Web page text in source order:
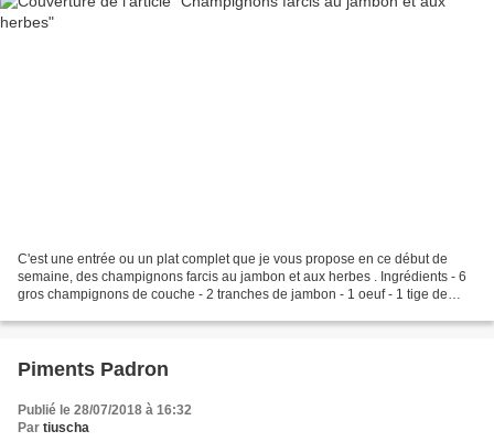
C'est une entrée ou un plat complet que je vous propose en ce début de
semaine, des champignons farcis au jambon et aux herbes . Ingrédients - 6
gros champignons de couche - 2 tranches de jambon - 1 oeuf - 1 tige de
Piments Padron
Publié le 28/07/2018 à 16:32
Par tiuscha